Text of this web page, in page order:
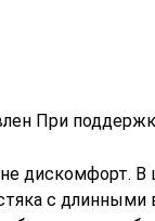
При
дискомфорт. В
с